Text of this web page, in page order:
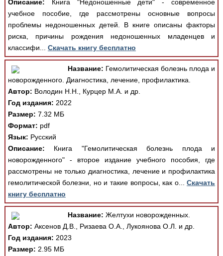
Описание: Книга "Недоношенные дети" - современное
учебное пособие, где рассмотрены основные вопросы
проблемы недоношенных детей. В книге описаны факторы
риска, причины рождения недоношенных младенцев и
классифи... Скачать книгу бесплатно
Название: Гемолитическая болезнь плода и
новорожденного. Диагностика, лечение, профилактика.
Автор: Володин Н.Н., Курцер М.А. и др.
Год издания: 2022
Размер: 7.32 МБ
Формат: pdf
Язык: Русский
Описание: Книга "Гемолитическая болезнь плода и
новорожденного" - второе издание учебного пособия, где
рассмотрены не только диагностика, лечение и профилактика
гемолитической болезни, но и такие вопросы, как о...Скачать
книгу бесплатно
Название: Желтухи новорожденных.
Автор: Аксенов Д.В., Ризаева О.А., Лукоянова О.Л. и др.
Год издания: 2023
Размер: 2.95 МБ